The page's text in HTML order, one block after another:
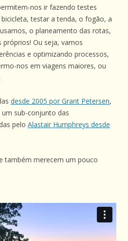
nos ir fazendo testes
testar a tenda, o fogão, a
o planeamento das rotas,
próprios! Ou seja, vamos
e optimizando processos,
nos em viagens maiores, ou
desde 2005 por Grant Petersen,
sub-conjunto das
pelo Alastair Humphreys desde
também merecem um pouco